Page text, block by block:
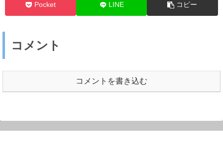
Pocket LINE コピー
コメント
コメントを書き込む